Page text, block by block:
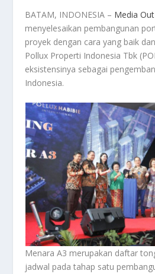
BATAM, INDONESIA – Media
menyelesaikan pembangunan
proyek dengan cara yang baik
Pollux Properti Indonesia Tbk
eksistensinya sebagai
Indonesia.
Menara A3 merupakan daftar
jadwal pada tahap satu